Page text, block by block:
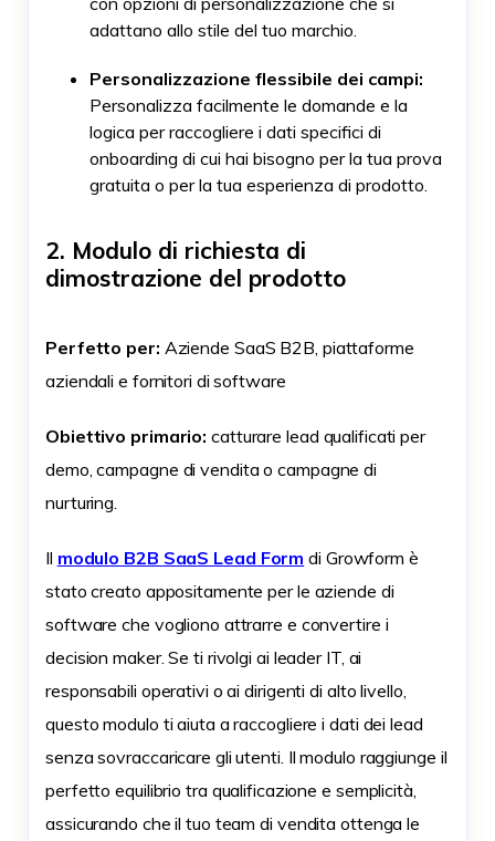
adattano allo stile del tuo marchio.
Personalizzazione flessibile dei campi:
Personalizza facilmente le domande e la
logica per raccogliere i dati specifici di
onboarding di cui hai bisogno per la tua prova
gratuita o per la tua esperienza di prodotto.
2. Modulo di richiesta di
dimostrazione del prodotto
Perfetto per: Aziende SaaS B2B, piattaforme
aziendali e fornitori di software
Obiettivo primario: catturare lead qualificati per
demo, campagne di vendita o campagne di
nurturing.
Il modulo B2B SaaS Lead Form di Growform è
stato creato appositamente per le aziende di
software che vogliono attrarre e convertire i
decision maker. Se ti rivolgi ai leader IT, ai
responsabili operativi o ai dirigenti di alto livello,
questo modulo ti aiuta a raccogliere i dati dei lead
senza sovraccaricare gli utenti. Il modulo raggiunge il
perfetto equilibrio tra qualificazione e semplicità,
assicurando che il tuo team di vendita ottenga le